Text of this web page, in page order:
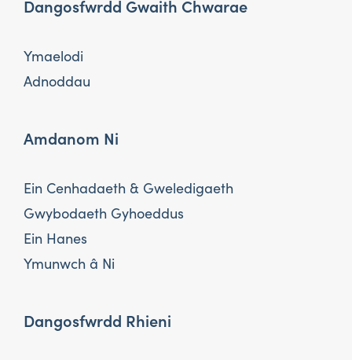
Dangosfwrdd Gwaith Chwarae
Ymaelodi
Adnoddau
Amdanom Ni
Ein Cenhadaeth & Gweledigaeth
Gwybodaeth Gyhoeddus
Ein Hanes
Ymunwch â Ni
Dangosfwrdd Rhieni